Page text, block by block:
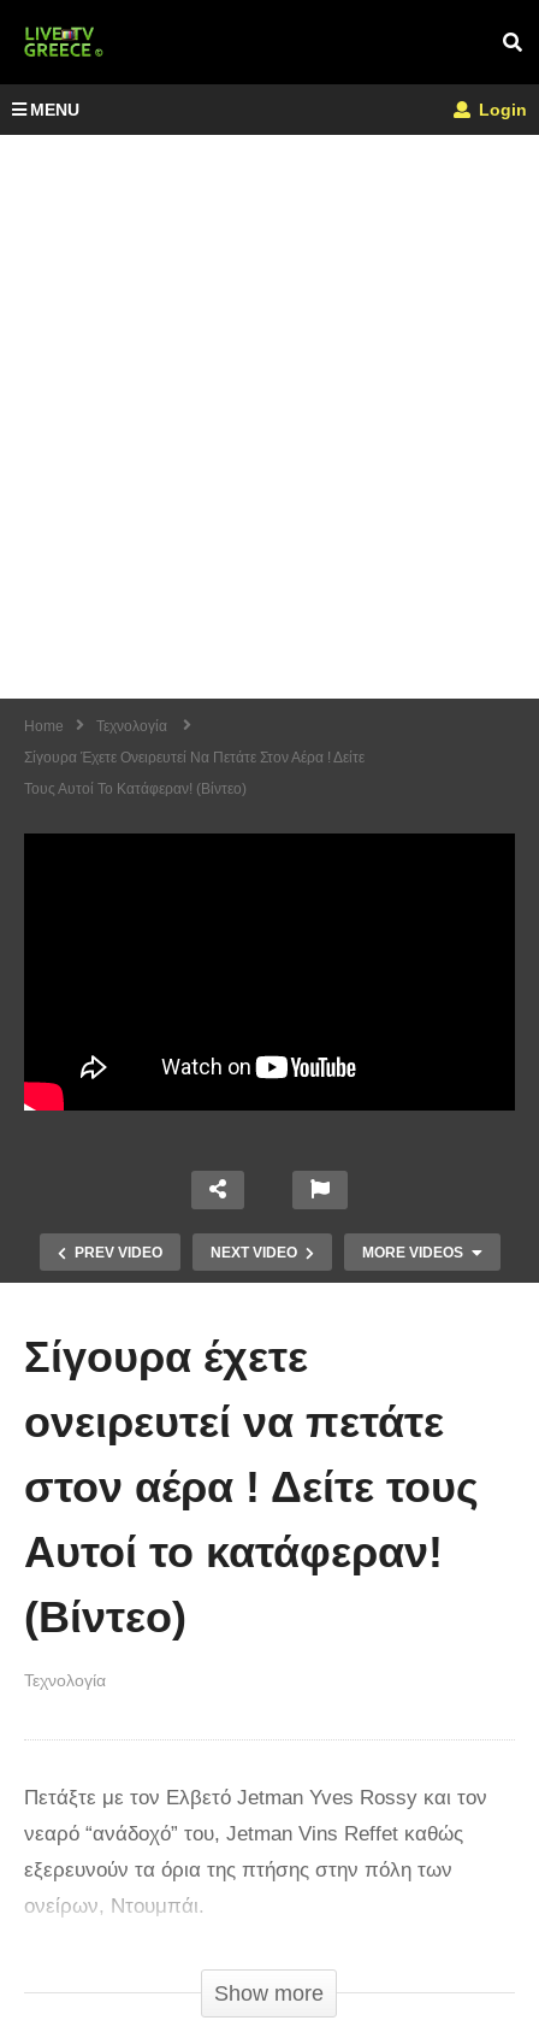
MENU Login
Home
Τεχνολογία
Σίγουρα Έχετε Ονειρευτεί Να Πετάτε Στον Αέρα ! Δείτε
Τους Αυτοί Το Κατάφεραν! (Βίντεο)
PREV VIDEO NEXT VIDEO MORE VIDEOS
μήκους 50 μέτρων
Σίγουρα έχετε
ονειρευτεί να πετάτε
στον αέρα ! Δείτε τους
Αυτοί το κατάφεραν!
(Βίντεο)
Τεχνολογία
Πετάξτε με τον Ελβετό Jetman Yves Rossy και τον
νεαρό “ανάδοχό” του, Jetman Vins Reffet καθώς
εξερευνούν τα όρια της πτήσης στην πόλη των
ονείρων, Ντουμπάι.
Αυτά τα jetpacks είναι λίγο διαφορετικά από αυτά
Show more